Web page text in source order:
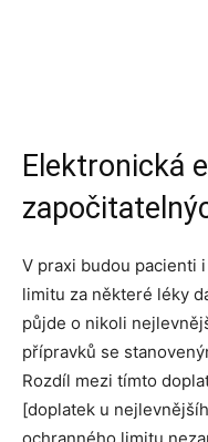
Elektronická
V praxi budou pacienti
limitu za některé léky
půjde o nikoli
přípravků se
Rozdíl mezi tímto
[doplatek u